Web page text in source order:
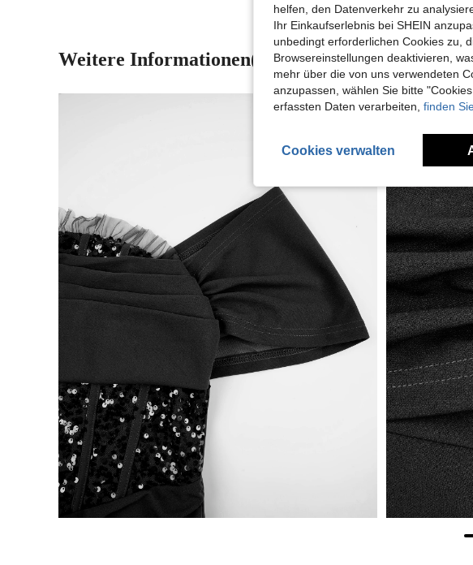
Weitere Informationen(6)
helfen, den Datenverkehr zu
Ihr Einkaufserlebnis bei SHEIN
unbedingt erforderlichen Cookies zu,
Browsereinstellungen deaktivieren,
mehr über die von uns verwendeten
anzupassen, wählen Sie bitte
erfassten Daten verarbeiten, finden
Cookies verwalten